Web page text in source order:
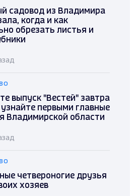
садовод из Владимира
когда и как
обрезать листья и
выпуск "Вестей" завтра
узнайте первыми главные
Владимирской области
четвероногие друзья
хозяев